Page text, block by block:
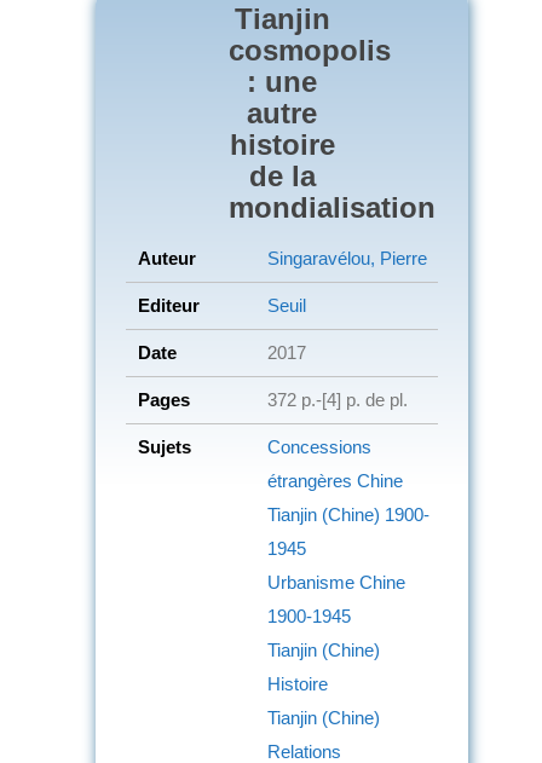
Tianjin
cosmopolis
: une
autre
histoire
de la
mondialisation
Auteur Singaravélou, Pierre
Editeur Seuil
Date 2017
Pages 372 p.-[4] p. de pl.
Sujets
Concessions
étrangères Chine
Tianjin (Chine) 1900-
1945
Urbanisme Chine
1900-1945
Tianjin (Chine)
Histoire
Tianjin (Chine)
Relations